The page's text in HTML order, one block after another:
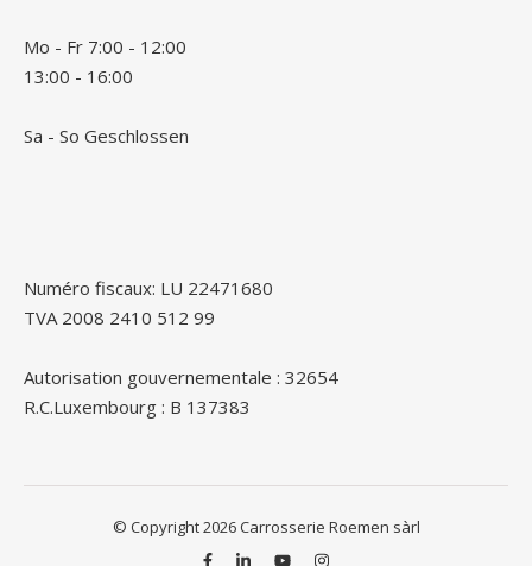
Mo - Fr 7:00 - 12:00
13:00 - 16:00
Sa - So Geschlossen
Numéro fiscaux: LU 22471680
TVA 2008 2410 512 99
Autorisation gouvernementale : 32654
R.C.Luxembourg : B 137383
© Copyright 2026 Carrosserie Roemen sàrl